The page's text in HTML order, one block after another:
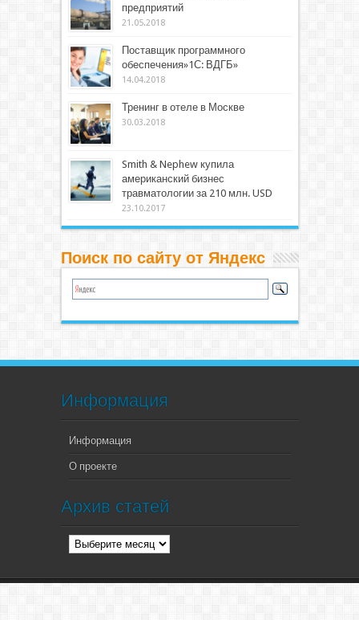
предприятий
21.05.2018
Поставщик программного
обеспечения»1С: ВДГБ»
14.04.2018
Тренинг в отеле в Москве
30.03.2018
Smith & Nephew купила
американский бизнес
травматологии за 210 млн. USD
23.10.2017
Поиск по сайту от Яндекс
Информация
Информация
О проекте
Архив статей
Архив
статей